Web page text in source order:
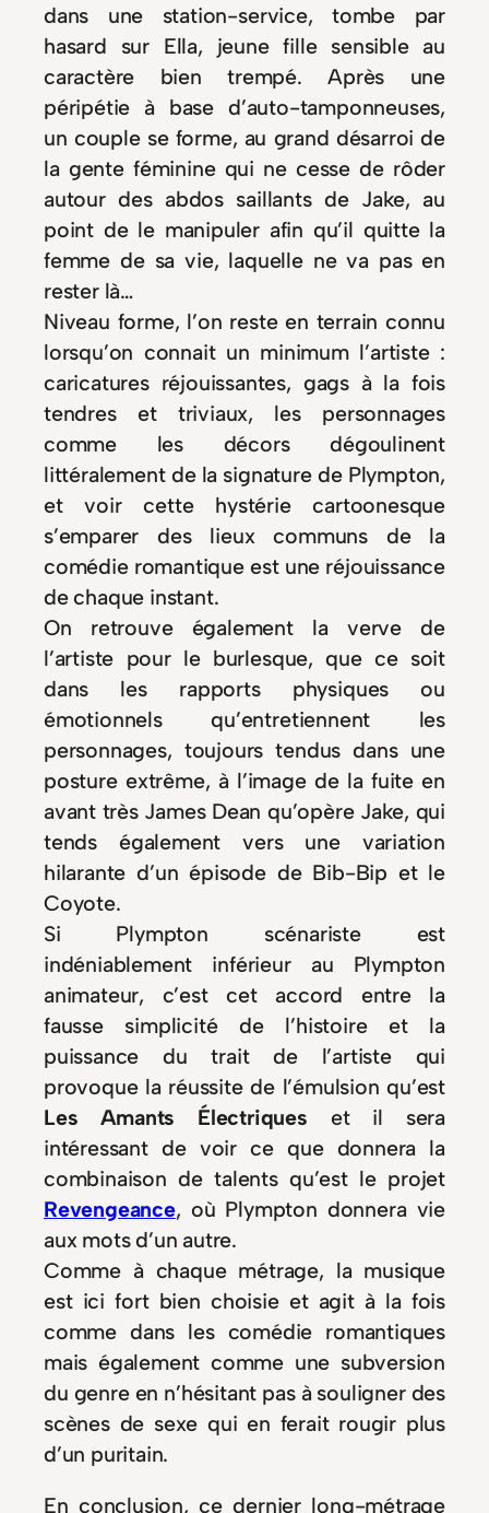
dans une station-service, tombe par
hasard sur Ella, jeune fille sensible au
caractère bien trempé. Après une
péripétie à base d’auto-tamponneuses,
un couple se forme, au grand désarroi de
la gente féminine qui ne cesse de rôder
autour des abdos saillants de Jake, au
point de le manipuler afin qu’il quitte la
femme de sa vie, laquelle ne va pas en
rester là…
Niveau forme, l’on reste en terrain connu
lorsqu’on connait un minimum l’artiste :
caricatures réjouissantes, gags à la fois
tendres et triviaux, les personnages
comme les décors dégoulinent
littéralement de la signature de Plympton,
et voir cette hystérie cartoonesque
s’emparer des lieux communs de la
comédie romantique est une réjouissance
de chaque instant.
On retrouve également la verve de
l’artiste pour le burlesque, que ce soit
dans les rapports physiques ou
émotionnels qu’entretiennent les
personnages, toujours tendus dans une
posture extrême, à l’image de la fuite en
avant très James Dean qu’opère Jake, qui
tends également vers une variation
hilarante d’un épisode de Bib-Bip et le
Coyote.
Si Plympton scénariste est
indéniablement inférieur au Plympton
animateur, c’est cet accord entre la
fausse simplicité de l’histoire et la
puissance du trait de l’artiste qui
provoque la réussite de l’émulsion qu’est
Les Amants Électriques et il sera
intéressant de voir ce que donnera la
combinaison de talents qu’est le projet
Revengeance, où Plympton donnera vie
aux mots d’un autre.
Comme à chaque métrage, la musique
est ici fort bien choisie et agit à la fois
comme dans les comédie romantiques
mais également comme une subversion
du genre en n’hésitant pas à souligner des
scènes de sexe qui en ferait rougir plus
d’un puritain.
En conclusion, ce dernier long-métrage